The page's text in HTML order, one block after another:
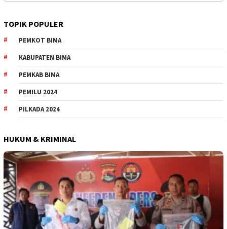
TOPIK POPULER
PEMKOT BIMA
KABUPATEN BIMA
PEMKAB BIMA
PEMILU 2024
PILKADA 2024
HUKUM & KRIMINAL